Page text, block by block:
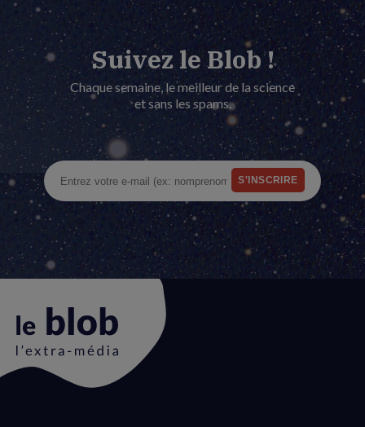
Suivez le Blob !
Chaque semaine, le meilleur de la science
et sans les spams.